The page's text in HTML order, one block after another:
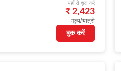
यहाँ से शुरू करें
₹ 2,423
मूल्य/यात्री
बुक करें